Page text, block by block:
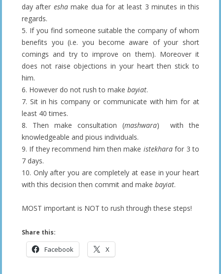
day after eshamake dua for at least 3 minutes in this
regards.
5. If you find someone suitable the company of whom
benefits you (i.e. you become aware of your short
comings and try to improve on them). Moreover it
does not raise objections in your heart then stick to
him.
6. However do not rush to make bayiat.
7. Sit in his company or communicate with him for at
least 40 times.
8. Then make consultation (mashwara) with the
knowledgeable and pious individuals.
9. If they recommend him then make istekharafor 3 to
7 days.
10. Only after you are completely at ease in your heart
with this decision then commit and make bayiat.
MOST important is NOT to rush through these steps!
Share this:
Facebook X